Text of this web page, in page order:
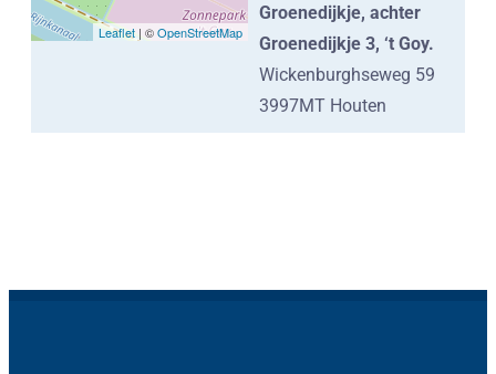
Leaflet | ©OpenStreetMap
Groenedijkje, achter
Groenedijkje 3, ‘t Goy.
Wickenburghseweg 59
3997MT Houten